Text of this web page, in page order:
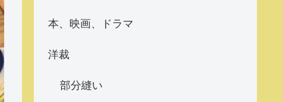
本、映画、ドラマ
洋裁
部分縫い